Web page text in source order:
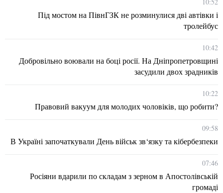
10:52
Під мостом на ПівнГЗК не розминулися дві автівки і
тролейбус
10:42
Добровільно воювали на боці росії. На Дніпропетровщині
засудили двох зрадників
10:22
Правовий вакуум для молодих чоловіків, що робити?
09:58
В Україні започаткували День військ зв‘язку та кібербезпеки
07:46
Росіяни вдарили по складам з зерном в Апостолівській
громаді